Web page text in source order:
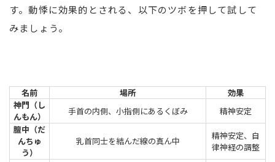
す。動悸に効果的とされる、以下のツボを押して試して
みましょう。
名前 場所
効果
神門（し
んもん）
手首の内側、小指側にあるくぼみ
精神安定
膻中（だ
んちゅ
う）
乳首同士を結んだ線の真ん中
精神安定、自
律神経の調整